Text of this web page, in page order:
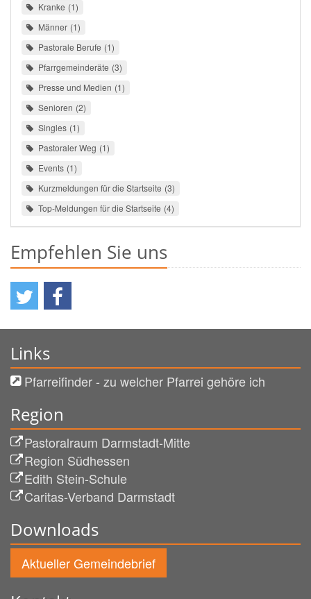
Kranke 1
Männer 1
Pastorale Berufe 1
Pfarrgemeinderäte 3
Presse und Medien 1
Senioren 2
Singles 1
Pastoraler Weg 1
Events 1
Kurzmeldungen für die Startseite 3
Top-Meldungen für die Startseite 4
Empfehlen Sie uns
Links
Pfarreifinder - zu welcher Pfarrei gehöre ich
Region
Pastoralraum Darmstadt-Mitte
Region Südhessen
Edith Stein-Schule
Caritas-Verband Darmstadt
Downloads
Aktueller Gemeindebrief